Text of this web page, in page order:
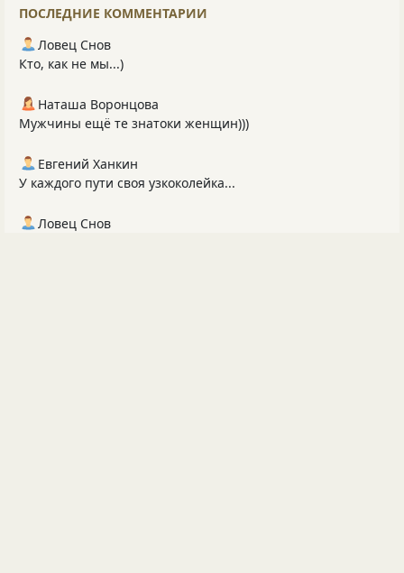
ПОСЛЕДНИЕ КОММЕНТАРИИ
Ловец Снов
Кто, как не мы...)
Наташа Воронцова
Мужчины ещё те знатоки женщин)))
Евгений Ханкин
У каждого пути своя узкоколейка...
Ловец Снов